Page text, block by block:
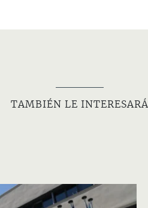
TAMBIÉN LE INTERESARÁ